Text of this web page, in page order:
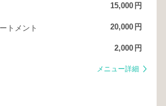
15,000 円
トメント 20,000 円
2,000 円
メニュー詳細